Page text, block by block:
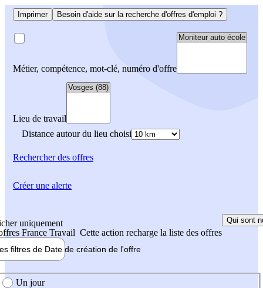
Imprimer Besoin d'aide sur la recherche d'offres d'emploi ?
Métier, compétence, mot-clé, numéro d'offre
Lieu de travail
Distance autour du lieu choisi
Rechercherdes offres
uniquement
France Travail Cette action recharge la liste des offres
Qui sont
filtres de Date de création de l'offre
création de l'offre
Un jour
Créer une alerte